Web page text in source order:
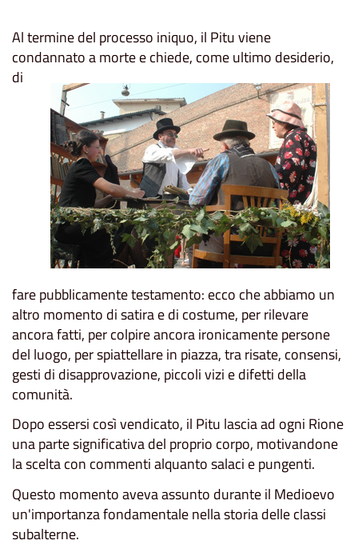
Al termine del processo iniquo, il Pitu viene
condannato amorte e chiede, come ultimo desiderio,
di
fare pubblicamente testamento: ecco che abbiamo un
altro momento di satira e di costume, per rilevare
ancora fatti, per colpire ancora ironicamente persone
del luogo, per spiattellare in piazza, tra risate, consensi,
gesti di disapprovazione, piccoli vizi e difetti della
comunità.
Dopo essersi così vendicato, il Pitu lascia ad ogni Rione
una parte significativa del proprio corpo, motivandone
la scelta con commenti alquanto salaci e pungenti.
Questo momento aveva assunto durante il Medioevo
un'importanza fondamentale nella storia delle classi
subalterne.